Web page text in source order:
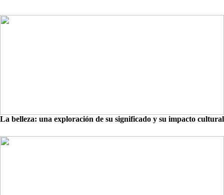
La belleza: una exploración de su significado y su impacto cultural